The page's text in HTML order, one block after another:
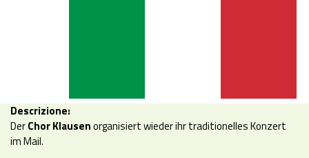
Descrizione:
DerChor Klausenorganisiert wieder ihr traditionelles Konzert
im Mail.